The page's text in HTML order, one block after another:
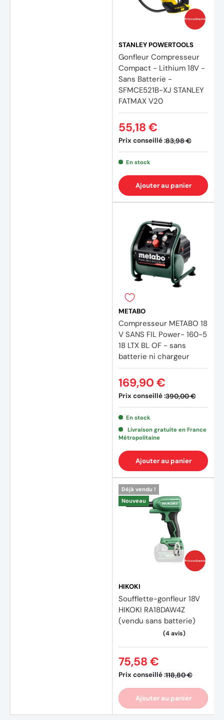
Prix coûtants
STANLEY POWERTOOLS
Gonfleur Compresseur
Compact - Lithium 18V -
Sans Batterie -
SFMCE521B-XJ STANLEY
FATMAX V20
Prix conseillé :83,98 €
55,18 €
En stock
Ajouter au panier
METABO
Compresseur METABO 18
V SANS FIL Power- 160-5
18 LTX BL OF - sans
batterie ni chargeur
Prix conseillé :390,00 €
169,90 €
En stock
Livraison gratuite en France
Métropolitaine
Ajouter au panier
Prix coûtants
Déjà vendu !
Nouveau
HIKOKI
Soufflette-gonfleur 18V
HIKOKI RA18DAW4Z
(vendu sans batterie)
Prix conseillé :118,80 €
75,58 €
Ajouter au panier